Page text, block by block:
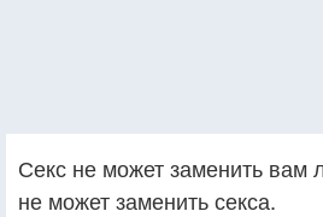
Секс не может заменить
не может заменить секса.